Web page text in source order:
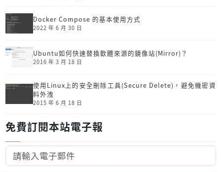
Docker Compose 的基本使用方式
2022 年 6 月 30 日
Ubuntu如何快速替換軟體來源的鏡像站(Mirror)？
2016 年 3 月 18 日
使用Linux上的安全刪除工具(Secure Delete)，避免機密資
料外洩
2015 年 6 月 18 日
免費訂閱本站電子報